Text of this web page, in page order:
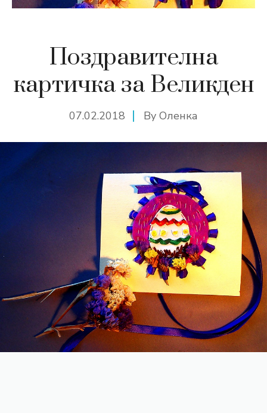
Поздравителна
картичка за Великден
07.02.2018 By Оленка